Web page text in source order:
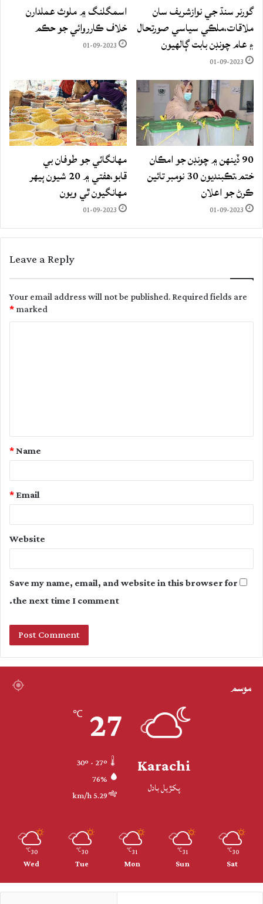
گورنر سنڌ جي نوازشريف سان
ملاقات،ملڪي سياسي صورتحال
۽ عام چونڊن بابت ڳالهيون
01-09-2023
اسمگلنگ ۾ ملوث عملدارن
خلاف ڪارروائي جو حڪم
01-09-2023
90 ڏينهن ۾ چونڊن جو امڪان
ختم،تڪبنديون 30 نومبر تائين
ڪرڻ جو اعلان
01-09-2023
مهانگائي جو طوفان بي
قابو،هفتي ۾ 20 شيون ٻيهر
مهانگيون ٿي ويون
01-09-2023
Leave a Reply
Your email address will not be published.Required fields are
marked
*
t
Name
*
Email
*
Website
Save my name, email, and website in this browser for
the next time I comment.
موسم
Karachi
پکڙيل بادل
27
℃
76%
5.29 km/h
30
℃
Sat
31
℃
Sun
31
℃
Mon
30
℃
Tue
30
℃
Wed